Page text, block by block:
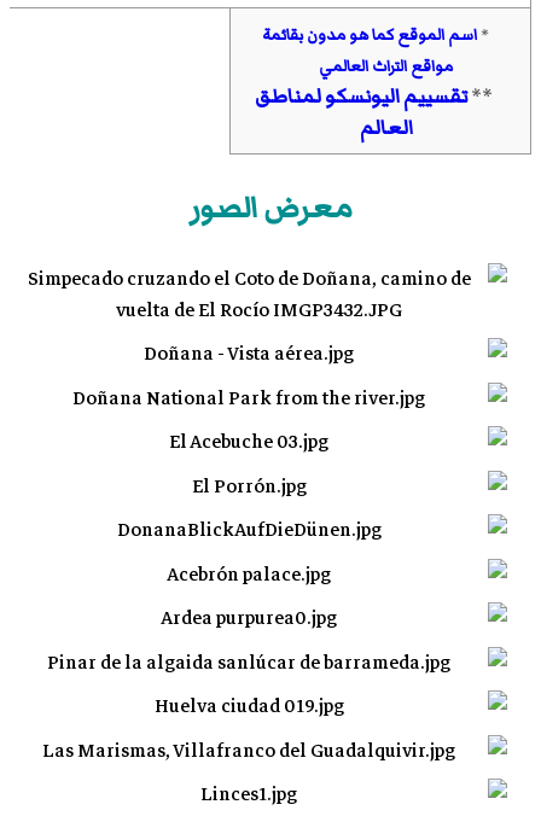
*اسم الموقع كما هو مدون بقائمة
مواقع التراث العالمي
**تقسييم اليونسكو لمناطق
العالم
معرض الصور